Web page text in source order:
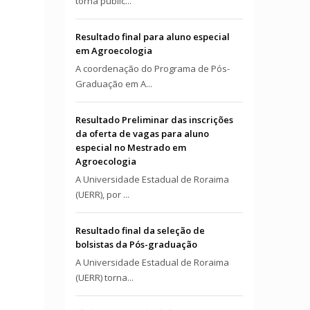
Resultado final para aluno especial
em Agroecologia
A coordenação do Programa de Pós-
Graduação em A...
Resultado Preliminar das inscrições
da oferta de vagas para aluno
especial no Mestrado em
Agroecologia
A Universidade Estadual de Roraima
(UERR), por ...
Resultado final da seleção de
bolsistas da Pós-graduação
A Universidade Estadual de Roraima
(UERR) torna...